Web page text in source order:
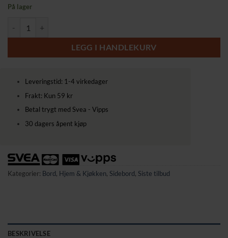
På lager
LEGG I HANDLEKURV
Leveringstid: 1-4 virkedager
Frakt: Kun 59 kr
Betal trygt med Svea - Vipps
30 dagers åpent kjøp
Kategorier: Bord, Hjem & Kjøkken, Sidebord, Siste tilbud
BESKRIVELSE